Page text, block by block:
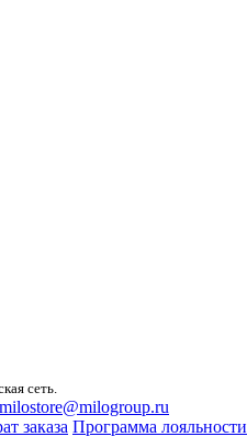
сеть.
milostore@milogroup.ru
заказа Программа лояльности